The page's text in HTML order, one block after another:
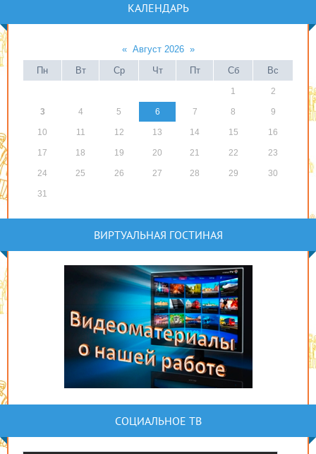
КАЛЕНДАРЬ
« Август 2026 »
Пн
Вт Ср Чт Пт Сб Вс
1 2
3 4 5 6 7 8 9
10 11 12 13 14 15 16
17 18 19 20 21 22 23
24 25 26 27 28 29 30
31
ВИРТУАЛЬНАЯ ГОСТИНАЯ
СОЦИАЛЬНОЕ ТВ